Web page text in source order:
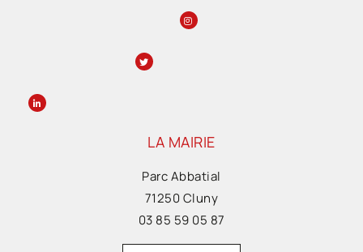
LA MAIRIE
Parc Abbatial
71250 Cluny
03 85 59 05 87